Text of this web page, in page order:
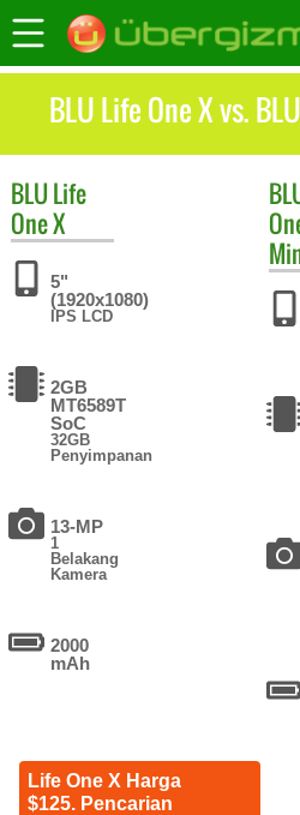
BLU Life One X vs.
BLULife
One X
5"
(1920x1080)
IPS LCD
2GB
MT6589T
SoC
32GB
Penyimpanan
13-MP
1
Belakang
Kamera
2000
mAh
Life One X Harga
$125. Pencarian